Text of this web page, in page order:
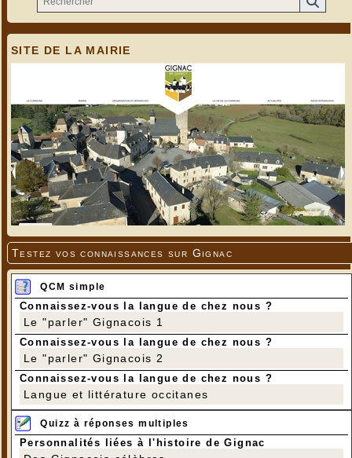
SITE DE LA MAIRIE
Testez vos connaissances sur Gignac
QCM simple
Connaissez-vous la langue de chez nous ?
Le "parler" Gignacois 1
Connaissez-vous la langue de chez nous ?
Le "parler" Gignacois 2
Connaissez-vous la langue de chez nous ?
Langue et littérature occitanes
Quizz à réponses multiples
Personnalités liées à l'histoire de Gignac